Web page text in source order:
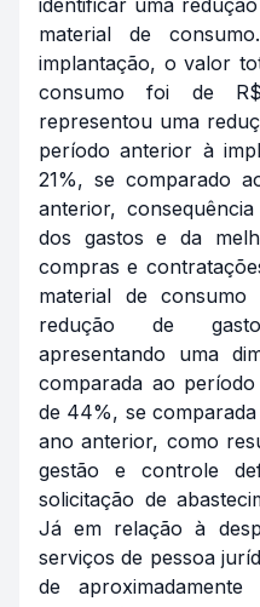
material de
implantação, o valor
consumo foi de
representou uma
período anterior à
21%, se comparado
anterior,
dos gastos e da
compras e
material de
redução de
apresentando uma
comparada ao
de 44%, se
ano anterior, como
gestão e controle
solicitação de
Já em relação à
serviços de pessoa
de